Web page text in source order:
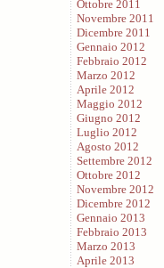
Ottobre 2011
Novembre 2011
Dicembre 2011
Gennaio 2012
Febbraio 2012
Marzo 2012
Aprile 2012
Maggio 2012
Giugno 2012
Luglio 2012
Agosto 2012
Settembre 2012
Ottobre 2012
Novembre 2012
Dicembre 2012
Gennaio 2013
Febbraio 2013
Marzo 2013
Aprile 2013